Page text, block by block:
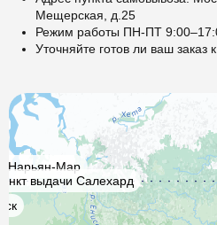
Мещерская, д.25
Режим работы ПН-ПТ
Уточняйте готов ли ваш заказ